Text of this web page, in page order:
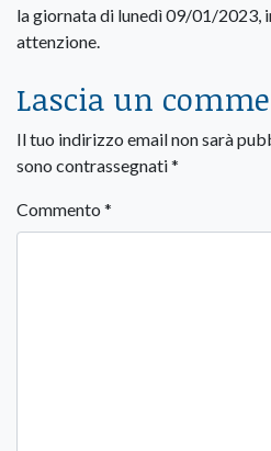
la giornata di lunedì 09/01/2023,
attenzione.
Lascia un
Il tuo indirizzo email non sarà
sono contrassegnati*
Commento *